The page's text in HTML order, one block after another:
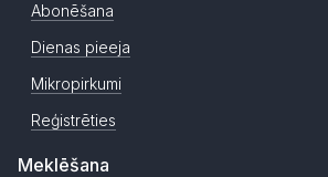
Abonēšana
Dienas pieeja
Mikropirkumi
Reģistrēties
Meklēšana